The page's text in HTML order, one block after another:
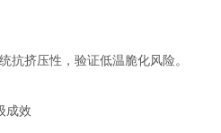
挤压性，验证低温脆化风险。
成效